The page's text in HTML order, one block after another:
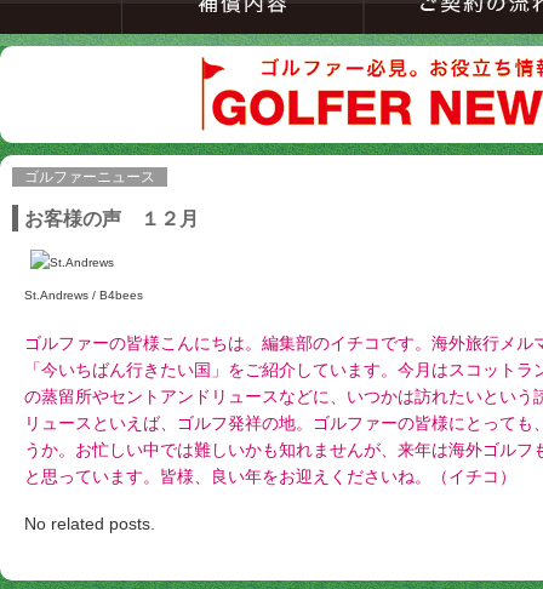
ゴルファーニュース
お客様の声 １２月
St.Andrews / B4bees
ゴルファーの皆様こんにちは。編集部のイチコです。海外旅行メ
「今いちばん行きたい国」をご紹介しています。今月はスコット
の蒸留所やセントアンドリュースなどに、いつかは訪れたいという
リュースといえば、ゴルフ発祥の地。ゴルファーの皆様にとって
うか。お忙しい中では難しいかも知れませんが、来年は海外ゴル
と思っています。皆様、良い年をお迎えくださいね。（イチコ）
No related posts.